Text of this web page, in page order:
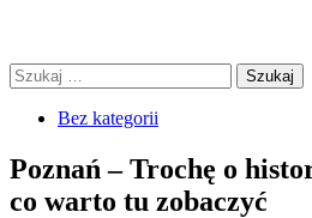
Primary
Menu
Szukaj:
Bez kategorii
Poznań – Trochę o
co warto tu zobaczyć